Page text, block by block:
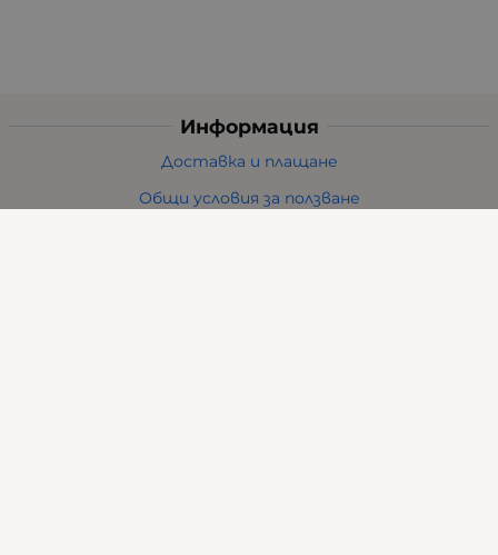
Информация
Доставка и плащане
Общи условия за ползване